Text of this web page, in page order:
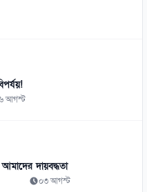
আগস্ট
দায়বদ্ধতা
০৩ আগস্ট